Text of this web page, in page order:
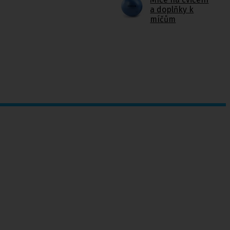
a doplňky k
míčům